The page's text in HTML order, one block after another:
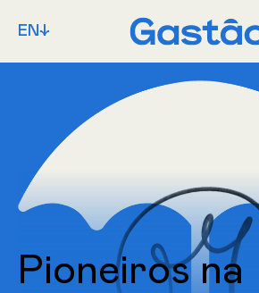
EN↓
Pioneiros na